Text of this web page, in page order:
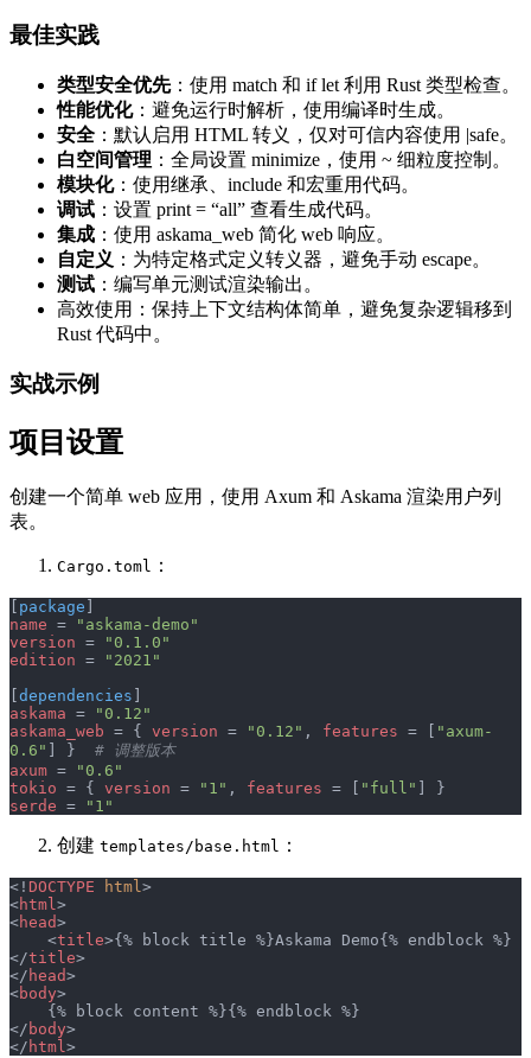
最佳实践
类型安全优先：使用 match 和 if let 利用 Rust 类型检查。
性能优化：避免运行时解析，使用编译时生成。
安全 ：默认启用 HTML 转义，仅对可信内容使用 |safe。
白空间管理 ：全局设置 minimize，使用 ~ 细粒度控制。
模块化：使用继承、include 和宏重用代码。
调试 ：设置 print = “all” 查看生成代码。
集成 ：使用 askama_web 简化 web 响应。
自定义 ：为特定格式定义转义器，避免手动 escape。
测试 ：编写单元测试渲染输出。
高效使用：保持上下文结构体简单，避免复杂逻辑移到
Rust 代码中。
实战示例
项目设置
创建一个简单 web 应用，使用 Axum 和 Askama 渲染用户列
表。
Cargo.toml ：
package
name =
"askama-demo"
version =
"0.1.0"
edition =
"2021"
dependencies
askama =
"0.12"
askama_web = { version = "0.12" , features = [
"axum-
0.6"
] } # 调整版本
axum =
"0.6"
tokio = { version = "1" , features = [ "full"
] }
serde = "1"
创建 templates/base.html ：
<! DOCTYPE html>
<html>
<head>
    <
title>{% block title %}Askama Demo{% endblock %}
</title>
</ head>
<body>
    {% block content %}{% endblock %}
</ body>
</ html>